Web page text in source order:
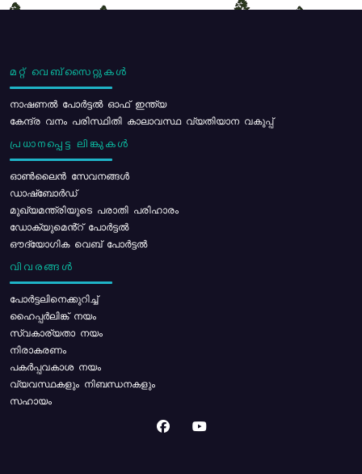
മറ്റ് വെബ്സൈറ്റുകൾ
നാഷണൽ പോർട്ടൽ ഓഫ് ഇന്ത്യ
കേന്ദ്ര വനം പരിസ്ഥിതി കാലാവസ്ഥ വ്യതിയാന വകുപ്പ്
പ്രധാനപ്പെട്ട ലിങ്കുകൾ
ഓൺലൈൻ സേവനങ്ങൾ
ഡാഷ്ബോർഡ്
മുഖ്യമന്ത്രിയുടെ പരാതി പരിഹാരം
ഡോക്യുമെൻ്റ് പോർട്ടൽ
ഔദ്യോഗിക വെബ് പോർട്ടൽ
വിവരങ്ങൾ
പോര്‍ട്ടലിനെക്കുറിച്ച്
ഹൈപ്പർലിങ്ക് നയം
സ്വകാര്യതാ നയം
നിരാകരണം
പകർപ്പവകാശ നയം
വ്യവസ്ഥകളും നിബന്ധനകളും
സഹായം